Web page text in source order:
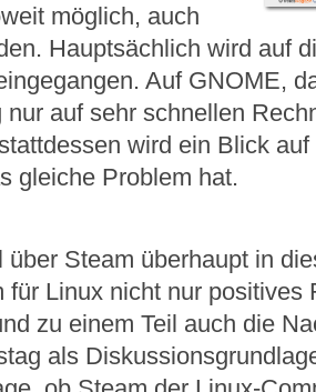
möglich, auch
Hauptsächlich wird auf
Auf GNOME,
nur auf sehr schnellen
wird ein Blick
gleiche Problem hat.
über Steam überhaupt in
für Linux nicht nur positives
zu einem Teil auch die
als